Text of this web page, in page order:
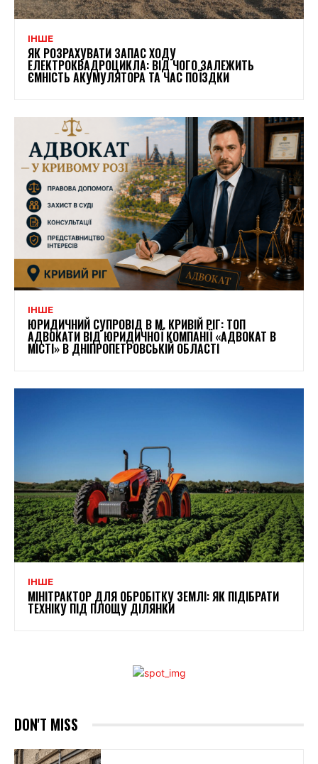
ІНШЕ
ЯК РОЗРАХУВАТИ ЗАПАС ХОДУ
ЕЛЕКТРОКВАДРОЦИКЛА: ВІД ЧОГО ЗАЛЕЖИТЬ
ЄМНІСТЬ АКУМУЛЯТОРА ТА ЧАС ПОЇЗДКИ
ІНШЕ
ЮРИДИЧНИЙ СУПРОВІД В М. КРИВІЙ РІГ: ТОП
АДВОКАТИ ВІД ЮРИДИЧНОЇ КОМПАНІЇ «АДВОКАТ В
МІСТІ» В ДНІПРОПЕТРОВСЬКІЙ ОБЛАСТІ
ІНШЕ
МІНІТРАКТОР ДЛЯ ОБРОБІТКУ ЗЕМЛІ: ЯК ПІДІБРАТИ
ТЕХНІКУ ПІД ПЛОЩУ ДІЛЯНКИ
DON'T MISS